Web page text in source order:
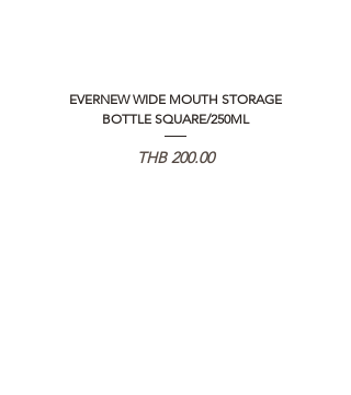
EVERNEW WIDE MOUTH STORAGE
BOTTLE SQUARE/250ML
価格
THB 200.00